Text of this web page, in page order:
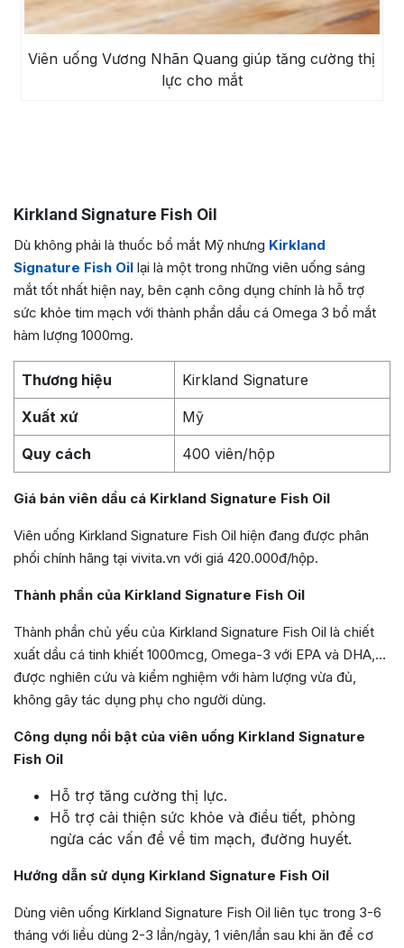
Viên uống Vương Nhãn Quang giúp tăng cường thị
lực cho mắt
Kirkland Signature Fish Oil
Dù không phải là thuốc bổ mắt Mỹ nhưng Kirkland
Signature Fish Oil lại là một trong những viên uống sáng
mắt tốt nhất hiện nay, bên cạnh công dụng chính là hỗ trợ
sức khỏe tim mạch với thành phần dầu cá Omega 3 bổ mắt
hàm lượng 1000mg.
Thương hiệu Kirkland Signature
Xuất xứ Mỹ
Quy cách 400 viên/hộp
Giá bán viên dầu cá Kirkland Signature Fish Oil
Viên uống Kirkland Signature Fish Oil hiện đang được phân
phối chính hãng tại vivita.vn với giá 420.000đ/hộp.
Thành phần của Kirkland Signature Fish Oil
Thành phần chủ yếu của Kirkland Signature Fish Oil là chiết
xuất dầu cá tinh khiết 1000mcg, Omega-3 với EPA và DHA,…
được nghiên cứu và kiểm nghiệm với hàm lượng vừa đủ,
không gây tác dụng phụ cho người dùng.
Công dụng nổi bật của viên uống Kirkland Signature
Fish Oil
Hỗ trợ tăng cường thị lực.
Hỗ trợ cải thiện sức khỏe và điều tiết, phòng
ngừa các vấn đề về tim mạch, đường huyết.
Hướng dẫn sử dụng Kirkland Signature Fish Oil
Dùng viên uống Kirkland Signature Fish Oil liên tục trong 3-6
tháng với liều dùng 2-3 lần/ngày, 1 viên/lần sau khi ăn để cơ